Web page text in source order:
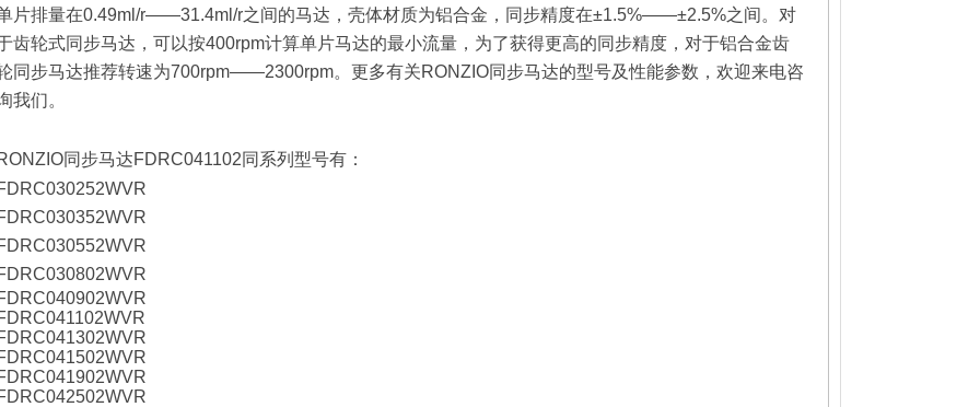
片排量在0.49ml/r——31.4ml/r之间的马达，壳体材质为铝合金，同步精度在±1.5%——±2.5%之间。对
齿轮式同步马达，可以按400rpm计算单片马达的最小流量，为了获得更高的同步精度，对于铝合金齿
同步马达推荐转速为700rpm——2300rpm。更多有关RONZIO同步马达的型号及性能参数，欢迎来电咨
我们。
同步马达FDRC041102同系列 型号有：